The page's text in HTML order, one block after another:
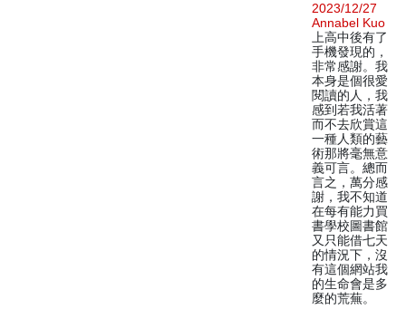
2023/12/27
Annabel Kuo
上高中後有了
手機發現的，
非常感謝。我
本身是個很愛
閱讀的人，我
感到若我活著
而不去欣賞這
一種人類的藝
術那將毫無意
義可言。總而
言之，萬分感
謝，我不知道
在每有能力買
書學校圖書館
又只能借七天
的情況下，沒
有這個網站我
的生命會是多
麼的荒蕪。